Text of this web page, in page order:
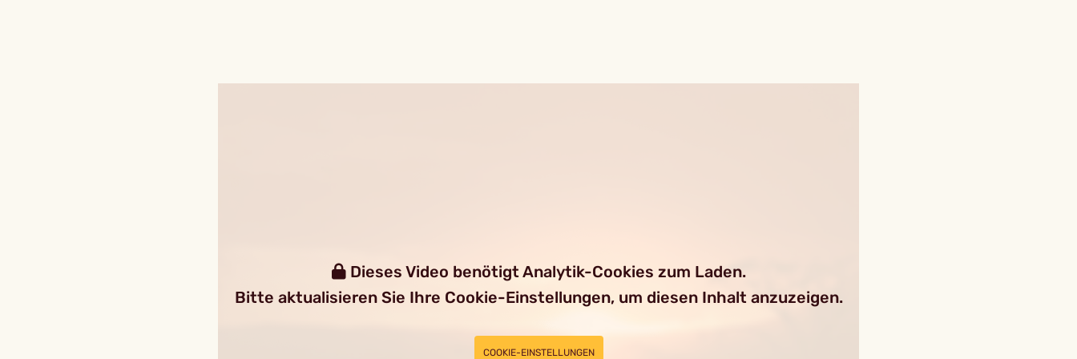
Dieses Video benötigt Analytik-Cookies zum Laden.
Bitte aktualisieren Sie Ihre Cookie-Einstellungen, um diesen Inhalt anzuzeigen.
COOKIE-EINSTELLUNGEN